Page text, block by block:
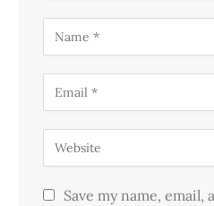
Save my name,